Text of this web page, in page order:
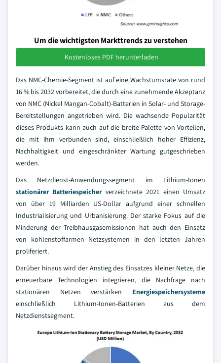
Um die wichtigsten Markttrends zu verstehen
Kostenloses PDF herunterladen
Das NMC-Chemie-Segment ist auf eine Wachstumsrate von rund
16 % bis 2032 vorbereitet, die durch eine zunehmende Akzeptanz
von NMC (Nickel Mangan-Cobalt)-Batterien in Solar- und Storage-
Bereitstellungen angetrieben wird. Die wachsende Popularität
dieses Produkts kann auch auf die breite Palette von Vorteilen,
die mit ihm verbunden sind, einschließlich hoher Effizienz,
Nachhaltigkeit und eingeschränkter Wartung gutgeschrieben
werden.
Das Netzdienst-Anwendungssegment im Lithium-Ionen
stationärer Batteriespeicherverzeichnete 2021 einen Umsatz
von über 19 Milliarden US-Dollar aufgrund einer schnellen
Industrialisierung und Urbanisierung. Der starke Fokus auf die
Minderung der Treibhausgasemissionen hat auch den Einsatz
von kohlenstoffarmen Netzsystemen in den letzten Jahren
proliferiert.
Darüber hinaus wird der Anstieg des Einsatzes kleiner Netze, die
erneuerbare Technologien integrieren, die Nachfrage nach
stationären Netzen verstärken Energiespeichersysteme
einschließlich Lithium-Ionen-Batterien aus dem
Netzdienstsegment.